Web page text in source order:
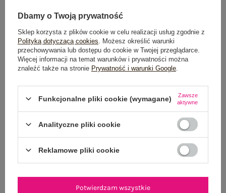
Dostawaod 7,99 zł
Do darmowej dostawy brakuje 200,00 zł
100 dni na zwrot
OPIS PRODUKTU
Dbamy o Twoją prywatność
Sklep korzysta z plików cookie w celu realizacji usług zgodnie z
Polityką dotyczącą cookies . Możesz określić warunki
przechowywania lub dostępu do cookie w Twojej przeglądarce.
Więcej informacji na temat warunków i prywatności można
znaleźć także na stronie Prywatność i warunki Google
Funkcjonalne pliki cookie (wymagane)
Zawsze
aktywne
Analityczne pliki cookie
Reklamowe pliki cookie
Potwierdzam wszystkie